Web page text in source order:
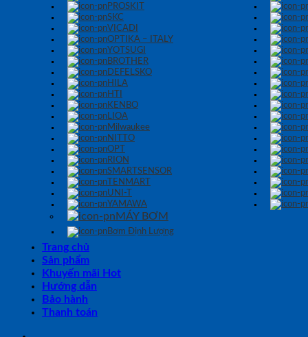
PROSKIT
SKC
VICADI
OPTIKA – ITALY
YOTSUGI
BROTHER
DEFELSKO
HILA
HTI
KENBO
LIOA
Milwaukee
NITTO
OPT
RION
SMARTSENSOR
TENMART
UNI-T
YAMAWA
MÁY BƠM
Bơm Định Lượng
Trang chủ
Sản phẩm
Khuyến mãi Hot
Hướng dẫn
Bảo hành
Thanh toán